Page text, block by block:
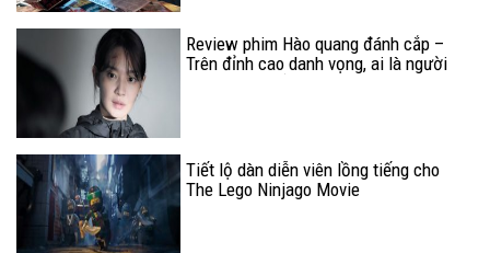
Review phim Hào quang đánh cắp –
Trên đỉnh cao danh vọng, ai là người
Tiết lộ dàn diễn viên lồng tiếng cho
The Lego Ninjago Movie